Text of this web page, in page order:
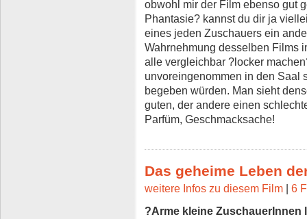
obwohl mir der Film ebenso gut
Phantasie? kannst du dir ja
eines jeden Zuschauers ein
Wahrnehmung desselben Films
alle vergleichbar ?locker
unvoreingenommen in den Saal
begeben würden. Man sieht
guten, der andere einen
Parfüm, Geschmacksache!
Das geheime Leben
weitere Infos zu diesem Film | 6
?Arme kleine